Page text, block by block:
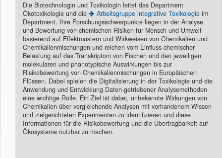
Die Biotechnologin und Toxikologin leitet das Department
Ökotoxikologie und die
Arbeitsgruppe integrative Toxikologie im
Department. Ihre Forschungsschwerpunkte liegen in der Analyse
und Bewertung von chemischen Risiken für Mensch und Umwelt
basierend auf Effektmustern und Wirkweisen von Chemikalien und
Chemikalienmischungen und reichen vom Einfluss chemischer
Belastung auf das Transkriptom von Fischen und den jeweiligen
molekularen und phänotypische Auswirkungen bis zur
Risikobewertung von Chemikalienmischungen in Europäischen
Flüssen. Dabei spielen die Digitalisierung in der Toxikologie und die
Anwendung und Entwicklung Daten-getriebener Analysemethoden
eine wichtige Rolle. Ein Ziel ist dabei, unbekannte Wirkungen von
Chemikalien über vergleichende Analysen mit vorhandenem Wissen
und zielgerichteten Experimenten zu identifizieren und diese
Informationen für die Risikobewertung und die Übertragbarkeit auf
Ökosysteme nutzbar zu machen.